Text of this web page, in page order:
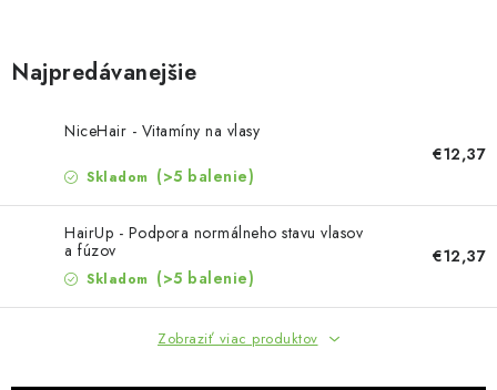
MUŽI
DOVOLENKA
Doprava a platba Recenzie
Vernostný program
Prečo Botanic?
Kontakty
Najpredávanejšie
NiceHair - Vitamíny na vlasy
Skladom (>5 balenie)
€12,37
HairUp - Podpora normálneho stavu vlasov
a fúzov
Skladom (>5 balenie)
€12,37
Zobraziť viac produktov